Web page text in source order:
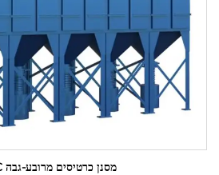
מסנן כרטיסים מרובע-גבה RH/MC